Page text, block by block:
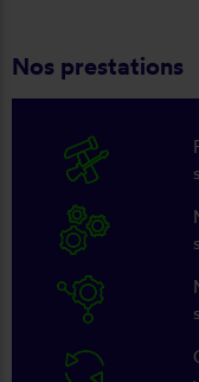
Nos prestations